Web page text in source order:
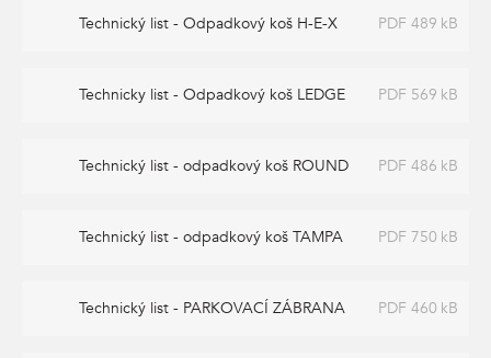
Technický list - Odpadkový koš H-E-X PDF 489 kB
Technicky list - Odpadkový koš LEDGE PDF 569 kB
Technický list - odpadkový koš ROUND PDF 486 kB
Technický list - odpadkový koš TAMPA PDF 750 kB
Technický list - PARKOVACÍ ZÁBRANA PDF 460 kB